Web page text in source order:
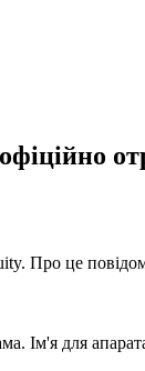
Про це
Ім'я для